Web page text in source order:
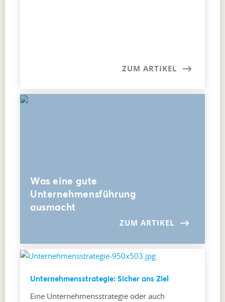
ZUM ARTIKEL
Was eine gute
Unternehmensführung
ausmacht
ZUM ARTIKEL
Unternehmensstrategie: Sicher ans Ziel
Eine Unternehmensstrategie oder auch